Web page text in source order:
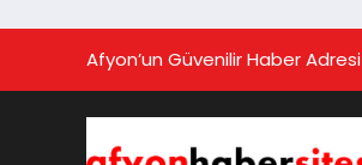
Afyon’un Güvenilir Haber Adresi